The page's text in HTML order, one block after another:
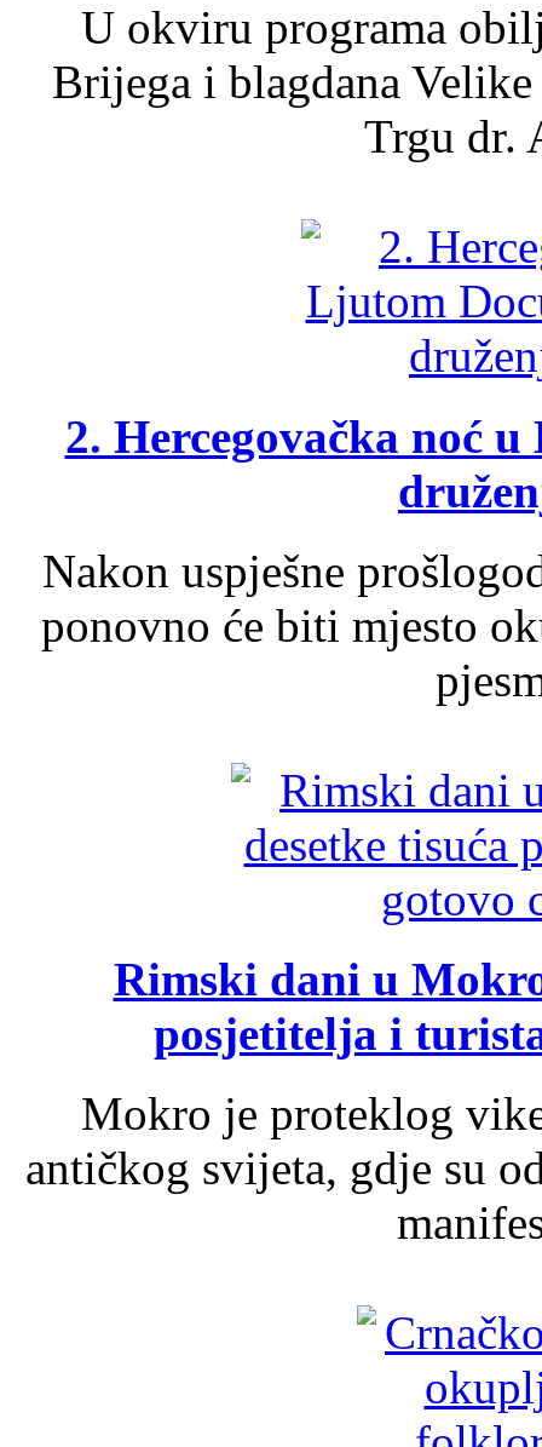
U okviru programa
Brijega i blagdana
Trgu dr.
2. Hercegovačka noć
Nakon uspješne
ponovno će biti mjesto
Rimski dani u
posjetitelja i
Mokro je proteklog
antičkog svijeta, gdje su